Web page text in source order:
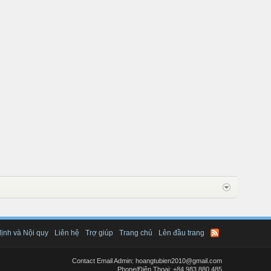
và Nội quy Liên hệ Trợ giúp Trang chủ Lên đầu trang
Contact Email Admin: hoangtubien2010@gmail.com
Phone/Điện Thoại: +84.983.880.485